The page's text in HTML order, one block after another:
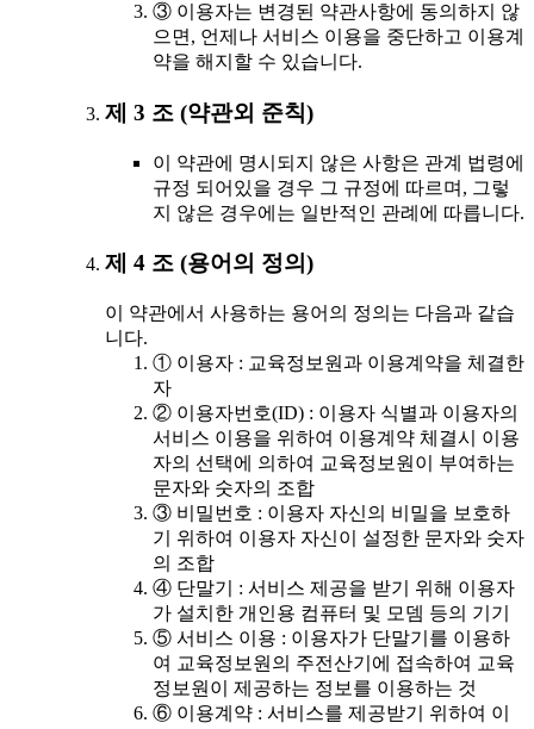
③ 이용자는 변경된 약관사항에 동의하지 않
으면, 언제나 서비스 이용을 중단하고 이용계
약을 해지할 수 있습니다.
제 3 조 (약관외 준칙)
이 약관에 명시되지 않은 사항은 관계 법령에
규정 되어있을 경우 그 규정에 따르며, 그렇
지 않은 경우에는 일반적인 관례에 따릅니다.
제 4 조 (용어의 정의)
이 약관에서 사용하는 용어의 정의는 다음과 같습
니다.
① 이용자 : 교육정보원과 이용계약을 체결한
자
② 이용자번호(ID) : 이용자 식별과 이용자의
서비스 이용을 위하여 이용계약 체결시 이용
자의 선택에 의하여 교육정보원이 부여하는
문자와 숫자의 조합
③ 비밀번호 : 이용자 자신의 비밀을 보호하
기 위하여 이용자 자신이 설정한 문자와 숫자
의 조합
④ 단말기 : 서비스 제공을 받기 위해 이용자
가 설치한 개인용 컴퓨터 및 모뎀 등의 기기
⑤ 서비스 이용 : 이용자가 단말기를 이용하
여 교육정보원의 주전산기에 접속하여 교육
정보원이 제공하는 정보를 이용하는 것
⑥ 이용계약 : 서비스를 제공받기 위하여 이